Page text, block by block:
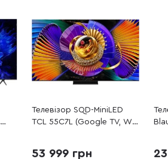
Телевізор SQD-MiniLED
TCL 55C7L (Google TV, Wi-
53 999 грн